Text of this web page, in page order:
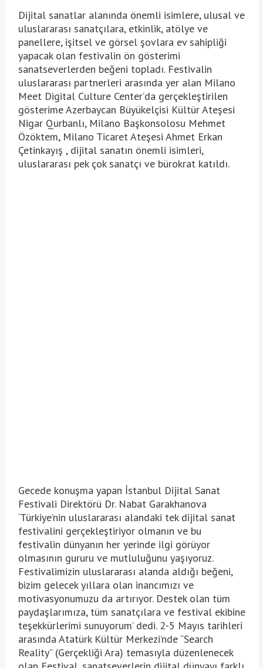
Dijital sanatlar alanında önemli isimlere, ulusal ve
uluslararası sanatçılara, etkinlik, atölye ve
panellere, işitsel ve görsel şovlara ev sahipliği
yapacak olan festivalin ön gösterimi
sanatseverlerden beğeni topladı. Festivalin
uluslararası partnerleri arasında yer alan Milano
Meet Digital Culture Center’da gerçekleştirilen
gösterime Azerbaycan Büyükelçisi Kültür Ateşesi
Nigar Qurbanlı, Milano Başkonsolosu Mehmet
Özöktem, Milano Ticaret Ateşesi Ahmet Erkan
Çetinkayış , dijital sanatın önemli isimleri,
uluslararası pek çok sanatçı ve bürokrat katıldı.
Gecede konuşma yapan İstanbul Dijital Sanat
Festivali Direktörü Dr. Nabat Garakhanova
‘Türkiye’nin uluslararası alandaki tek dijital sanat
festivalini gerçekleştiriyor olmanın ve bu
festivalin dünyanın her yerinde ilgi görüyor
olmasının gururu ve mutluluğunu yaşıyoruz.
Festivalimizin uluslararası alanda aldığı beğeni,
bizim gelecek yıllara olan inancımızı ve
motivasyonumuzu da artırıyor. Destek olan tüm
paydaşlarımıza, tüm sanatçılara ve festival ekibine
teşekkürlerimi sunuyorum’ dedi. 2-5 Mayıs tarihleri
arasında Atatürk Kültür Merkezi’nde “Search
Reality” (Gerçekliği Ara) temasıyla düzenlenecek